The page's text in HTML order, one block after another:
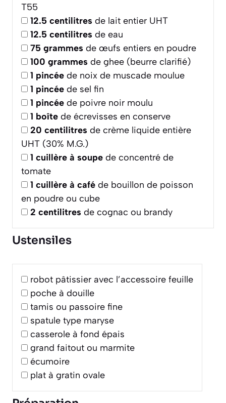
T55
12.5 centilitres de lait entier UHT
12.5 centilitres de eau
75 grammes de œufs entiers en poudre
100 grammes de ghee (beurre clarifié)
1 pincée de noix de muscade moulue
1 pincée de sel fin
1 pincée de poivre noir moulu
1 boîte de écrevisses en conserve
20 centilitres de crème liquide entière
UHT (30% M.G.)
1 cuillère à soupe de concentré de
tomate
1 cuillère à café de bouillon de poisson
en poudre ou cube
2 centilitres de cognac ou brandy
Ustensiles
robot pâtissier avec l’accessoire feuille
poche à douille
tamis ou passoire fine
spatule type maryse
casserole à fond épais
grand faitout ou marmite
écumoire
plat à gratin ovale